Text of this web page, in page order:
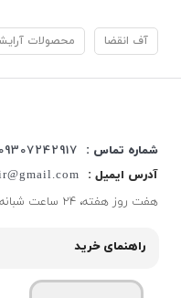
آف انقضا محصولات
شماره تماس :
09307242917 - 02166082599
آدرس ایمیل :
هفت روز هفته، ۲۴ ساعت شبانه‌روز پاسخگوی شما هستیم.
راهنمای خرید